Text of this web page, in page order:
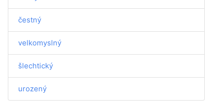
čestný
velkomyslný
šlechtický
urozený